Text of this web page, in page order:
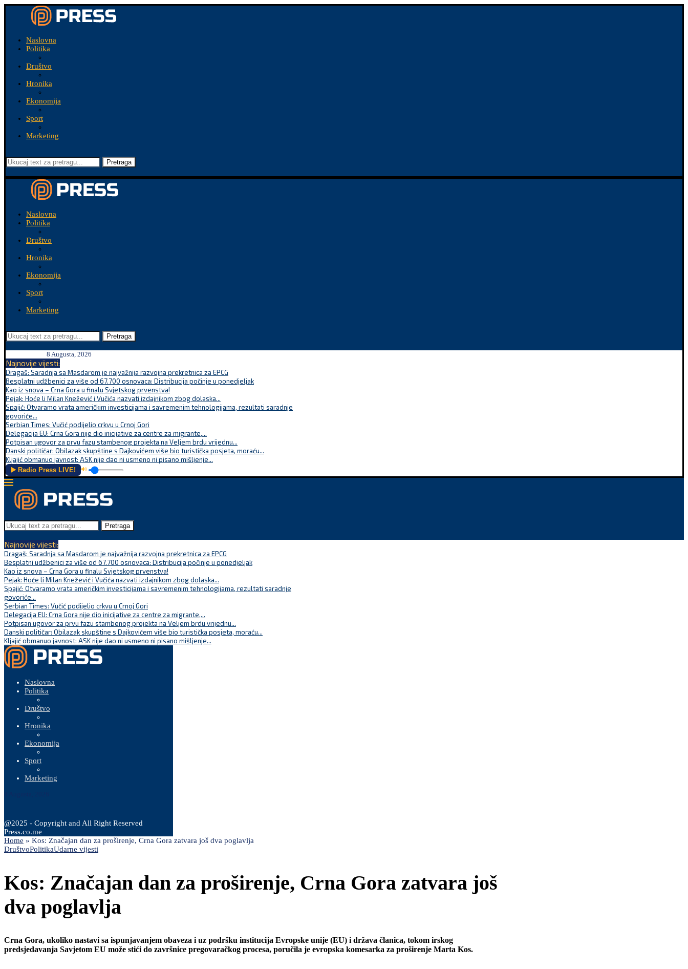
Naslovna
Politika
Društvo
Hronika
Ekonomija
Sport
Marketing
Pretraga
Naslovna
Politika
Društvo
Hronika
Ekonomija
Sport
Marketing
Pretraga
8 Augusta, 2026
Najnovije vijesti:
Dragaš: Saradnja sa Masdarom je najvažnija razvojna prekretnica za EPCG
Besplatni udžbenici za više od 67.700 osnovaca: Distribucija počinje u ponedjeljak
Kao iz snova – Crna Gora u finalu Svjetskog prvenstva!
Pejak: Hoće li Milan Knežević i Vučića nazvati izdajnikom zbog dolaska...
Spajić: Otvaramo vrata američkim investicijama i savremenim tehnologijama, rezultati saradnje
govoriće...
Serbian Times: Vučić podijelio crkvu u Crnoj Gori
Delegacija EU: Crna Gora nije dio inicijative za centre za migrante,...
Potpisan ugovor za prvu fazu stambenog projekta na Veljem brdu vrijednu...
Danski političar: Obilazak skupštine s Dajkovićem više bio turistička posjeta, moraću...
Kljajić obmanuo javnost: ASK nije dao ni usmeno ni pisano mišljenje...
▶️ Radio Press LIVE! 🔊
Pretraga
Najnovije vijesti:
Dragaš: Saradnja sa Masdarom je najvažnija razvojna prekretnica za EPCG
Besplatni udžbenici za više od 67.700 osnovaca: Distribucija počinje u ponedjeljak
Kao iz snova – Crna Gora u finalu Svjetskog prvenstva!
Pejak: Hoće li Milan Knežević i Vučića nazvati izdajnikom zbog dolaska...
Spajić: Otvaramo vrata američkim investicijama i savremenim tehnologijama, rezultati saradnje
govoriće...
Serbian Times: Vučić podijelio crkvu u Crnoj Gori
Delegacija EU: Crna Gora nije dio inicijative za centre za migrante,...
Potpisan ugovor za prvu fazu stambenog projekta na Veljem brdu vrijednu...
Danski političar: Obilazak skupštine s Dajkovićem više bio turistička posjeta, moraću...
Kljajić obmanuo javnost: ASK nije dao ni usmeno ni pisano mišljenje...
Naslovna
Politika
Društvo
Hronika
Ekonomija
Sport
Marketing
@2025 - Copyright and All Right Reserved
Press.co.me
Home » Kos: Značajan dan za proširenje, Crna Gora zatvara još dva poglavlja
DruštvoPolitikaUdarne vijesti
Kos: Značajan dan za proširenje, Crna Gora zatvara još
dva poglavlja
Crna Gora, ukoliko nastavi sa ispunjavanjem obaveza i uz podršku institucija Evropske unije (EU) i država članica, tokom irskog
predsjedavanja Savjetom EU može stići do završnice pregovaračkog procesa, poručila je evropska komesarka za proširenje Marta Kos.